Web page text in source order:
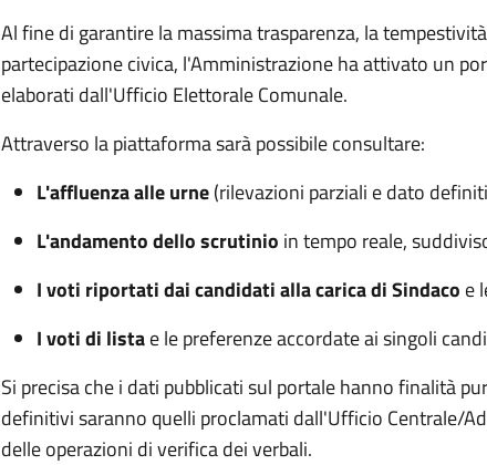
Al fine di garantire la massima trasparenza, la
partecipazione civica, l'Amministrazione ha attivato un
elaborati dall'Ufficio Elettorale Comunale.
Attraverso la piattaforma sarà possibile consultare:
L'affluenza alle urne(rilevazioni parziali e dato
L'andamento dello scrutinio in tempo reale,
I voti riportati dai candidati alla carica di Sindaco e
I voti di listae le preferenze accordate ai singoli
Si precisa che i dati pubblicati sul portale hanno finalità
definitivi saranno quelli proclamati dall'Ufficio Centrale/
delle operazioni di verifica dei verbali.